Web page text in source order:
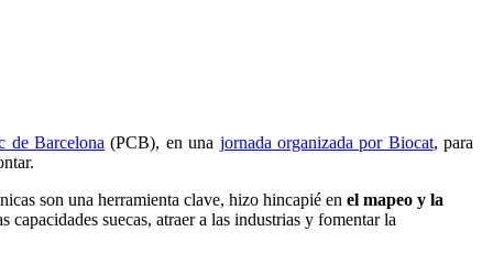
de Barcelona(PCB), en una jornada organizada por Biocat, para
son una herramienta clave, hizo hincapié en el mapeo y la
suecas, atraer a las industrias y fomentar la